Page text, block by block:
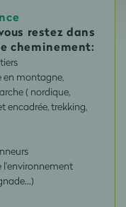
restez dans
cheminement:
en montagne,
( nordique,
encadrée, trekking,
l'environnement